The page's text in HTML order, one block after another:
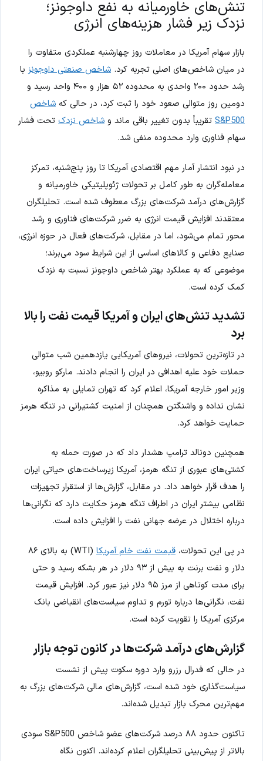
تنش‌های خاورمیانه به نفع داوجونز؛
نزدک زیر فشار هزینه‌های انرژی
بازار سهام آمریکا در معاملات روز چهارشنبه عملکردی متفاوت را
در میان شاخص‌های اصلی تجربه کرد. شاخص صنعتی داوجونز با
رشد حدود ۲۰۰ واحدی به محدوده ۵۲ هزار و ۴۰۰ واحد رسید و
دومین روز متوالی صعود خود را ثبت کرد، در حالی که شاخص
S&P500 تقریباً بدون تغییر باقی ماند و شاخص نزدک تحت فشار
سهام فناوری وارد محدوده منفی شد.
در نبود انتشار آمار مهم اقتصادی آمریکا تا روز پنج‌شنبه، تمرکز
معامله‌گران به طور کامل بر تحولات ژئوپلیتیکی خاورمیانه و
گزارش‌های درآمد شرکت‌های بزرگ معطوف شده است. تحلیلگران
معتقدند افزایش قیمت انرژی به ضرر شرکت‌های فناوری و رشد
محور تمام می‌شود، اما در مقابل، شرکت‌های فعال در حوزه انرژی،
صنایع دفاعی و کالاهای اساسی از این شرایط سود می‌برند؛
موضوعی که به عملکرد بهتر شاخص داوجونز نسبت به نزدک
کمک کرده است.
تشدید تنش‌های ایران و آمریکا قیمت نفت را بالا
برد
در تازه‌ترین تحولات، نیروهای آمریکایی یازدهمین شب متوالی
حملات خود علیه اهدافی در ایران را انجام دادند. مارکو روبیو،
وزیر امور خارجه آمریکا، اعلام کرد که تهران تمایلی به مذاکره
نشان نداده و واشنگتن همچنان از امنیت کشتیرانی در تنگه هرمز
حمایت خواهد کرد.
همچنین دونالد ترامپ هشدار داد که در صورت حمله به
کشتی‌های عبوری از تنگه هرمز، آمریکا زیرساخت‌های حیاتی ایران
را هدف قرار خواهد داد. در مقابل، گزارش‌ها از استقرار تجهیزات
نظامی بیشتر ایران در اطراف تنگه هرمز حکایت دارد که نگرانی‌ها
درباره اختلال در عرضه جهانی نفت را افزایش داده است.
در پی این تحولات، قیمت نفت خام آمریکا
(WTI) به بالای ۸۶
دلار و نفت برنت به بیش از ۹۳ دلار در هر بشکه رسید و حتی
برای مدت کوتاهی از مرز ۹۵ دلار نیز عبور کرد. افزایش قیمت
نفت، نگرانی‌ها درباره تورم و تداوم سیاست‌های انقباضی بانک
مرکزی آمریکا را تقویت کرده است.
گزارش‌های درآمد شرکت‌ها در کانون توجه بازار
در حالی که فدرال رزرو وارد دوره سکوت پیش از نشست
سیاست‌گذاری خود شده است، گزارش‌های مالی شرکت‌های بزرگ به
مهم‌ترین محرک بازار تبدیل شده‌اند.
تاکنون حدود ۸۸ درصد شرکت‌های عضو شاخص S&P500 سودی
بالاتر از پیش‌بینی تحلیلگران اعلام کرده‌اند. اکنون نگاه